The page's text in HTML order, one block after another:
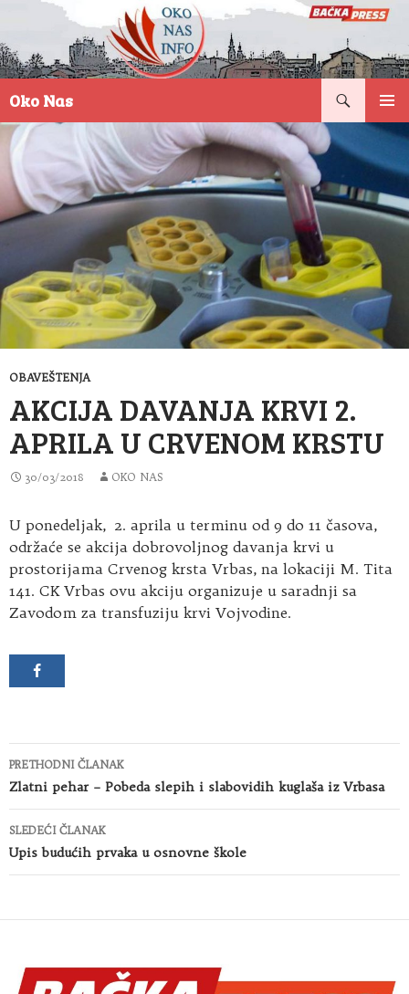
Oko Nas
NA
SADRŽAJ
OBAVEŠTENJA
AKCIJA DAVANJA KRVI 2.
APRILA U CRVENOM KRSTU
30/03/2018 OKO NAS
U ponedeljak, 2. aprila u terminu od 9 do 11 časova,
održaće se akcija dobrovoljnog davanja krvi u
prostorijama Crvenog krsta Vrbas, na lokaciji M. Tita
141. CK Vrbas ovu akciju organizuje u saradnji sa
Zavodom za transfuziju krvi Vojvodine.
Kretanje
članaka
PRETHODNI ČLANAK
Zlatni pehar – Pobeda slepih i slabovidih kuglaša iz Vrbasa
SLEDEĆI ČLANAK
Upis budućih prvaka u osnovne škole